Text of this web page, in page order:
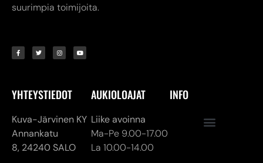
suurimpia toimijoita.
YHTEYSTIEDOT
Kuva-Järvinen KY
Annankatu
8, 24240 SALO
AUKIOLOAJAT
Liike avoinna
Ma-Pe 9.00-17.00
La 10.00-14.00
INFO